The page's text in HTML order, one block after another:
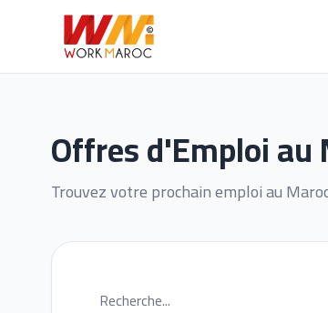
Offres d'Emploi au
Trouvez votre prochain emploi au